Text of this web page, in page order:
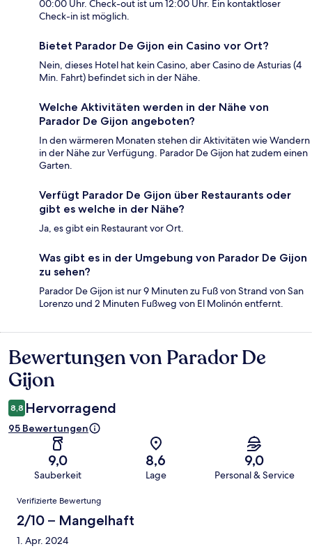
00:00 Uhr. Check-out ist um 12:00 Uhr. Ein kontaktloser
Check-in ist möglich.
Bietet Parador De Gijon ein Casino vor Ort?
Nein, dieses Hotel hat kein Casino, aber Casino de Asturias (4
Min. Fahrt) befindet sich in der Nähe.
Welche Aktivitäten werden in der Nähe von
Parador De Gijon angeboten?
In den wärmeren Monaten stehen dir Aktivitäten wie Wandern
in der Nähe zur Verfügung. Parador De Gijon hat zudem einen
Garten.
Verfügt Parador De Gijon über Restaurants oder
gibt es welche in der Nähe?
Ja, es gibt ein Restaurant vor Ort.
Was gibt es in der Umgebung von Parador De Gijon
zu sehen?
Parador De Gijon ist nur 9 Minuten zu Fuß von Strand von San
Lorenzo und 2 Minuten Fußweg von El Molinón entfernt.
Bewertungen
Bewertungen von Parador De
Gijon
8,8 Hervorragend
95 Bewertungen
9,0
Sauberkeit
8,6
Lage
9,0
Personal & Service
Bewertungen
Verifizierte Bewertung
2/10 – Mangelhaft
1. Apr. 2024